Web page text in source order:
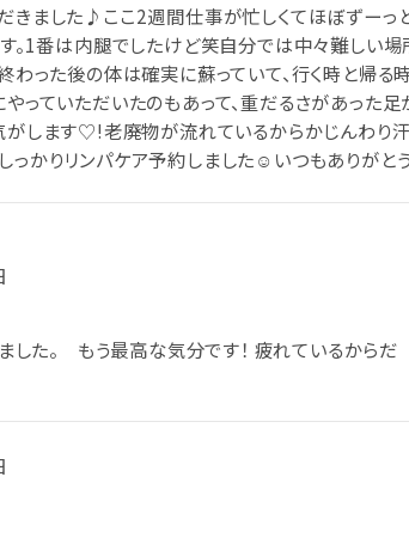
きました♪ここ2週間仕事が忙しくてほぼずーっ
。1番は内腿でしたけど笑自分では中々難しい場
わった後の体は確実に蘇っていて、行く時と帰
っていただいたのもあって、重だるさがあった足
がします♡!老廃物が流れているからかじんわり
かりリンパケア予約しました☺︎いつもありがと
した。 もう最高な気分です！ 疲れているから